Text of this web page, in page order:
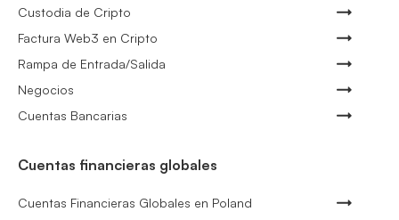
Custodia de Cripto
Factura Web3 en Cripto
Rampa de Entrada/Salida
Negocios
Cuentas Bancarias
Cuentas financieras globales
Cuentas Financieras Globales en Poland